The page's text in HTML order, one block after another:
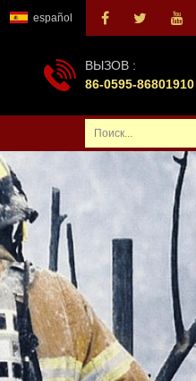
español
ВЫЗОВ :
86-0595-86801910